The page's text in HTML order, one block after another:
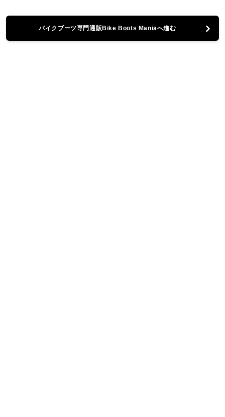
バイクブーツ専門通販Bike Boots Maniaへ進む